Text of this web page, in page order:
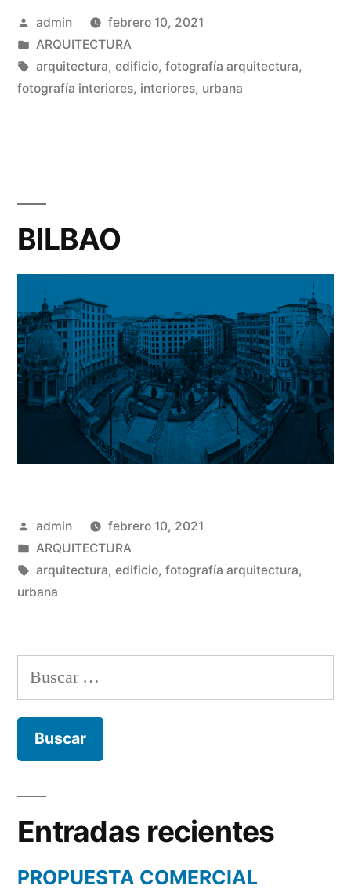
Publicado
por
admin
febrero 10, 2021
Publicado
en
ARQUITECTURA
Etiquetas:
arquitectura, edificio, fotografía arquitectura,
fotografía interiores, interiores, urbana
BILBAO
Publicado
por
admin
febrero 10, 2021
Publicado
en
ARQUITECTURA
Etiquetas:
arquitectura, edificio, fotografía arquitectura,
urbana
Buscar:
Entradas recientes
PROPUESTA COMERCIAL